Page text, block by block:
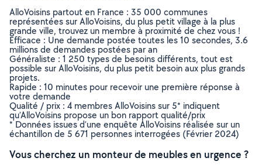
AlloVoisins partout en France : 35 000 communes
représentées sur AlloVoisins, du plus petit village à la plus
grande ville, trouvez un membre à proximité de chez vous !
Efficace : Une demande postée toutes les 10 secondes, 3.6
millions de demandes postées par an
Généraliste : 1 250 types de besoins différents, tout est
possible sur AlloVoisins, du plus petit besoin aux plus grands
projets.
Rapide : 10 minutes pour recevoir une première réponse à
votre demande
Qualité / prix : 4 membres AlloVoisins sur 5* indiquent
qu’AlloVoisins propose un bon rapport qualité/prix
* Données issues d’une enquête AlloVoisins réalisée sur un
échantillon de 5 671 personnes interrogées (Février 2024)
Vous cherchez un monteur de meubles en urgence ?